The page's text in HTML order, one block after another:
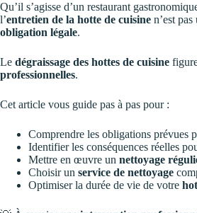
Qu’il s’agisse d’un restaurant
l’entretien de la hotte de cuisine n’est
obligation légale.
Le dégraissage des hottes de cuisine
professionnelles.
Cet article vous guide pas à pas pour :
Comprendre les obligations prévues
Identifier les conséquences réelles
Mettre en œuvre un nettoyage
Choisir un service de nettoyage
Optimiser la durée de vie de votre